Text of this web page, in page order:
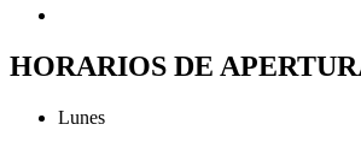
HORARIOS DE
Lunes